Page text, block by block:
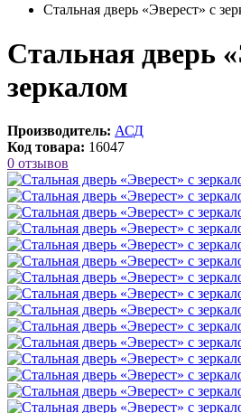
Стальная дверь «Эверест» с
Стальная дверь
зеркалом
Производитель: АСД
Код товара: 16047
0 отзывов